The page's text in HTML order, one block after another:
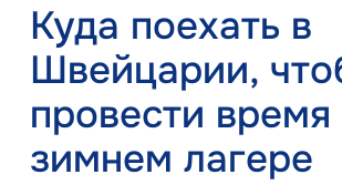
Куда поехать в
Швейцарии,
провести время
зимнем лагере